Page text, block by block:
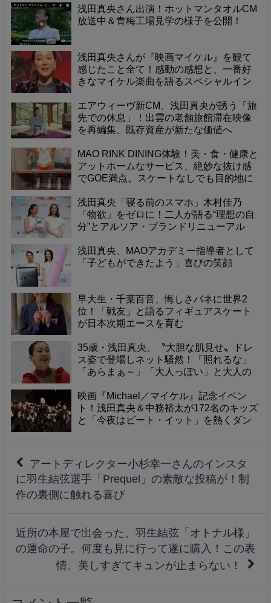
浅田真央さん出演！ホットマンタオルCM
放送中＆青梅工場見学の様子を公開！
浅田真央さんが『映画マイケル』を観て
感じたこと全て！感動の感想と、一番好
きなマイケル楽曲を語るスペシャルイン
エアウィーヴ新CM、浅田真央が誘う「旅
先での休息」！出雲の老舗旅館滞在映像
を再編集、既存資産が新たな価値へ
MAO RINK DINING体験！美・食・健康と
アットホームなサービス、絶妙な抜け感
でGOE満点。スケートなしでも目的地に
グ！
浅田真央「寝る前のスマホ」木村佳乃
「物欲」をゼロに！二人が語る“理想の自
分”とアルソア・ブランドリニューアル
浅田真央、MAOアカデミー指導者として
「子どもができたよう」喜びの笑顔
早大生・千葉百音、悔しさバネに世界2
位！「戦友」と語るフィギュアスケート
が日本次期エースを育む
35歳・浅田真央、〝大胆な肌見せ〟ドレ
ス姿で登場しネット騒然！「照れるな」
「あらまぁ～」「大人っぽい」と大人の
映画『Michael／マイケル』記念イベン
ト！浅田真央＆中務裕太が172名のキッズ
と「今夜はビート・イット」を熱くダン
アートディレクター小杉幸一さんのインスタ
に羽生結弦選手「Prequel」の素敵な投稿が！制
作の裏側に触れる喜び
近所の本屋で出会った、羽生結弦「オトナル様」
の運命の子。何度も見に行って遂に購入！この表
情、美しすぎてキュンが止まらない！